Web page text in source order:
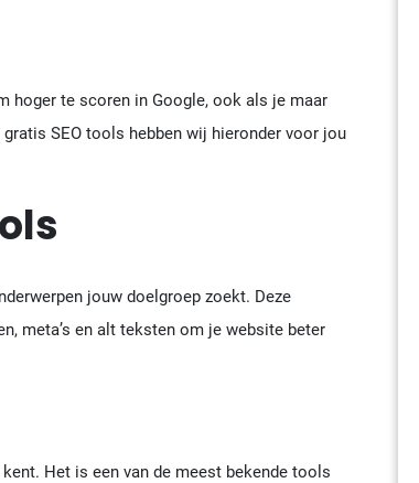
hoger te scoren in Google, ook als je maar
SEO tools hebben wij hieronder voor jou
jouw doelgroep zoekt. Deze
meta’s en alt teksten om je website beter
Het is een van de meest bekende tools